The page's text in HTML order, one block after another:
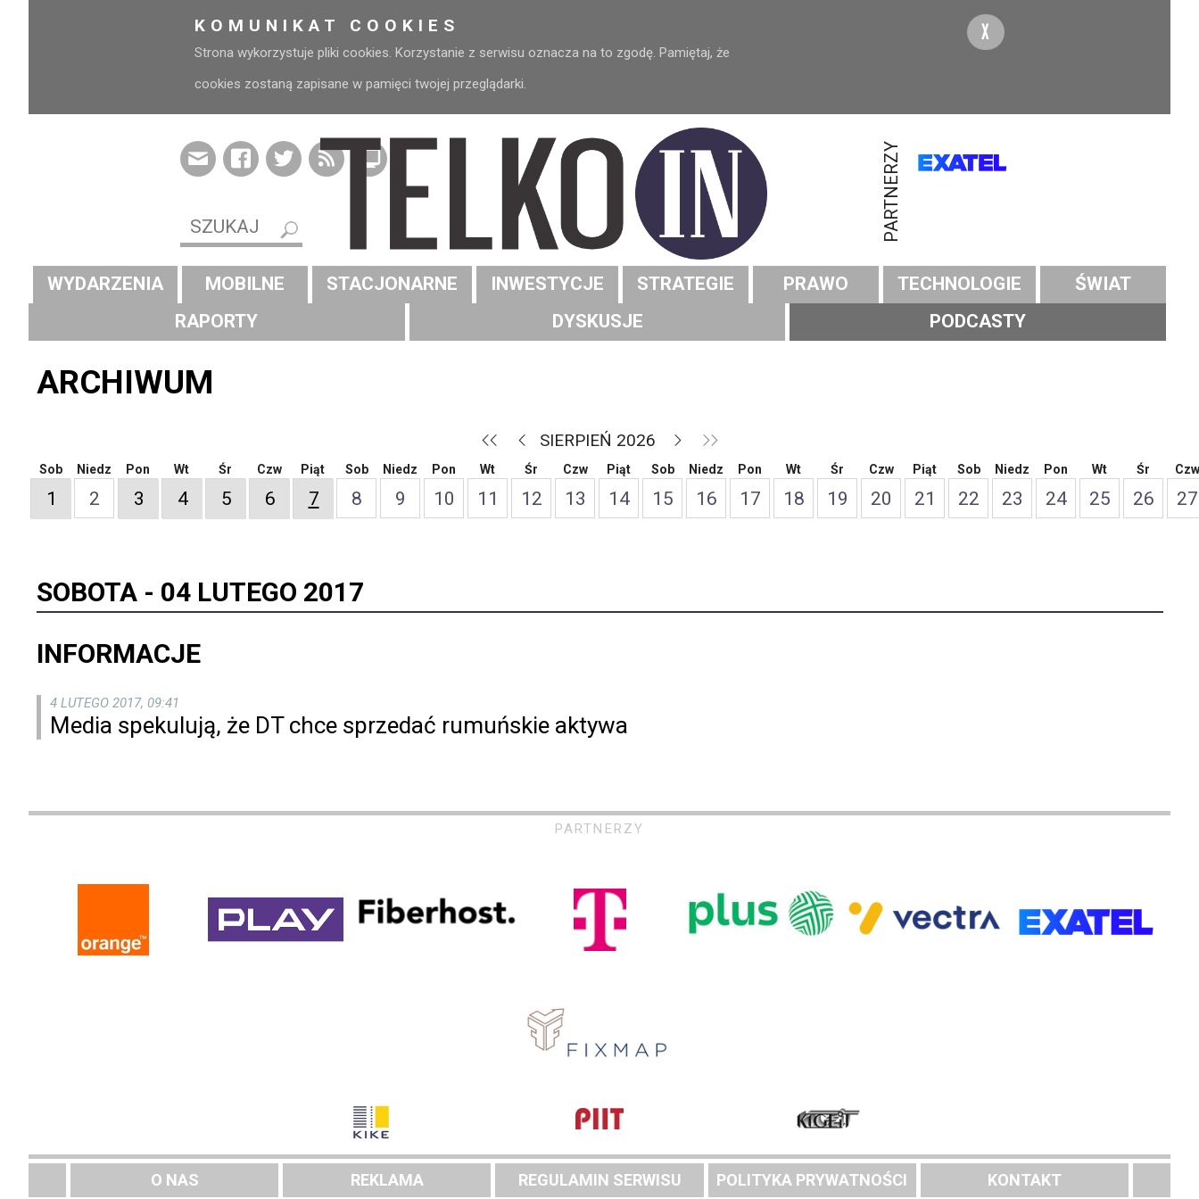
KOMUNIKAT COOKIES
Strona wykorzystuje pliki cookies. Korzystanie z serwisu oznacza na to zgodę. Pamiętaj, że
cookies zostaną zapisane w pamięci twojej przeglądarki.
X
PARTNERZY
WYDARZENIA MOBILNE STACJONARNE INWESTYCJE STRATEGIE PRAWO TECHNOLOGIE
ŚWIAT
RAPORTY
DYSKUSJE PODCASTY
ARCHIWUM
SIERPIEŃ 2026
Sob
1
Niedz
2
Pon
3
Wt
4
Śr
5
Czw
6
Piąt
7
Sob
8
Niedz
9
Pon
10
Wt
11
Śr
12
Czw
13
Piąt
14
Sob
15
Niedz
16
Pon
17
Wt
18
Śr
19
Czw
20
Piąt
21
Sob
22
Niedz
23
Pon
24
Wt
25
Śr
26
Czw
27
SOBOTA - 04 LUTEGO 2017
INFORMACJE
4 LUTEGO 2017, 09:41
Media spekulują, że DT chce sprzedać rumuńskie aktywa
PARTNERZY
O NAS REKLAMA REGULAMIN SERWISU POLITYKA PRYWATNOŚCI KONTAKT